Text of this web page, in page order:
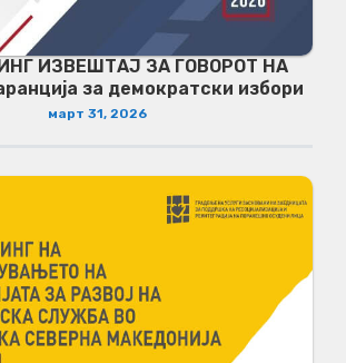
ИЗВЕШТАЈ ЗА ГОВОРОТ НА
за демократски избори
март 31, 2026